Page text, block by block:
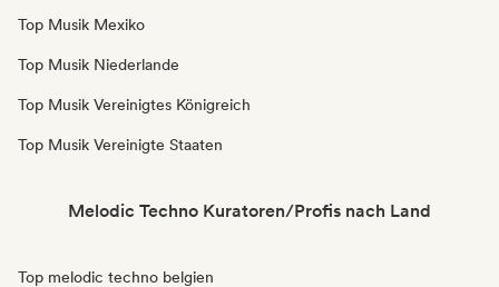
Top Musik Mexiko
Top Musik Niederlande
Top Musik Vereinigtes Königreich
Top Musik Vereinigte Staaten
Melodic Techno Kuratoren/Profis nach Land
Top melodic techno belgien